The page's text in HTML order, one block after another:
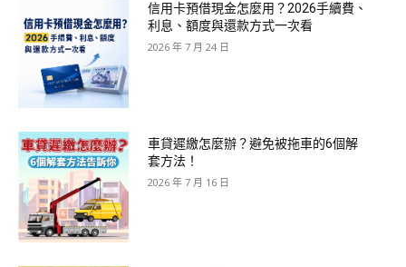
信用卡預借現金怎麼用？2026手續費、
利息、額度與還款方式一次看
2026 年 7 月 24 日
車貸遲繳怎麼辦？避免被拖車的6個解
套方法！
2026 年 7 月 16 日